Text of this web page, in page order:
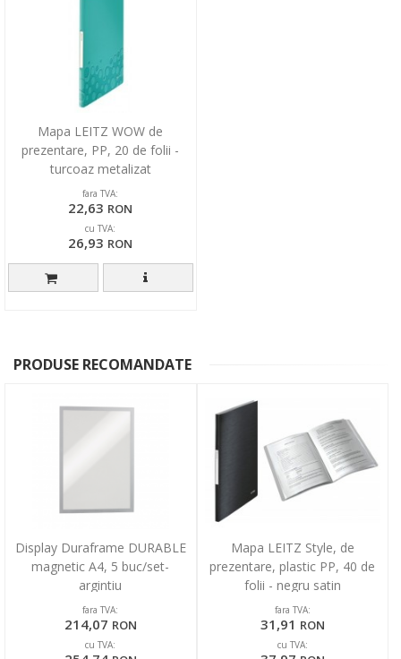
Mapa LEITZ WOW de
prezentare, PP, 20 de folii -
turcoaz metalizat
fara TVA:
22,63 RON
cu TVA:
26,93 RON
PRODUSE RECOMANDATE
Display Duraframe DURABLE
magnetic A4, 5 buc/set-
argintiu
fara TVA:
214,07 RON
cu TVA:
Mapa LEITZ Style, de
prezentare, plastic PP, 40 de
folii - negru satin
fara TVA:
31,91 RON
cu TVA: